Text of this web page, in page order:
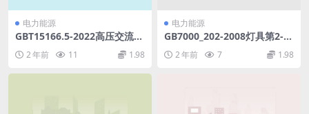
电力能源
GBT15166.5-2022高压交流熔
断器第5部分：用于电动机回
路的高压熔断器的熔断件选用
2 年前 11 1.98
电力能源
GB7000_202-2008灯具第2-2
部分：特殊要求嵌入式灯具.ra
r 2 年前 7 1.98